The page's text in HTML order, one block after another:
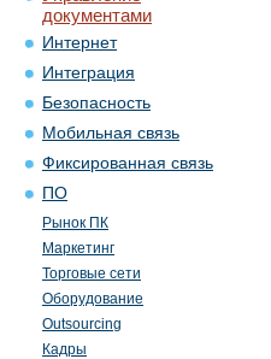
документами
Интернет
Интеграция
Безопасность
Мобильная связь
Фиксированная связь
ПО
Рынок ПК
Маркетинг
Торговые сети
Оборудование
Outsourcing
Кадры